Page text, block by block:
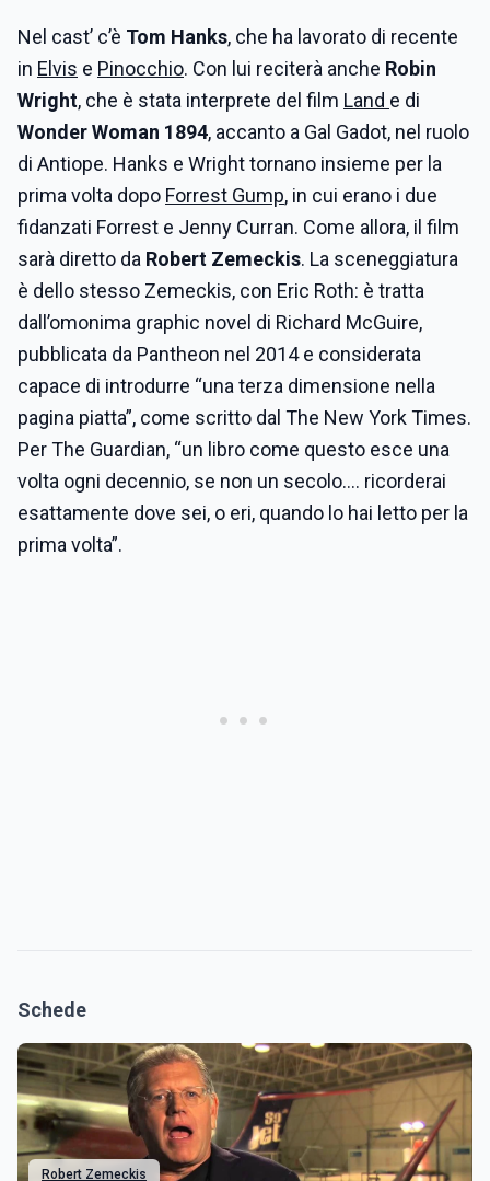
Nel cast’ c’è Tom Hanks, che ha lavorato di recente
in Elvis e Pinocchio. Con lui reciterà anche Robin
Wright, che è stata interprete del film Land e di
Wonder Woman 1894, accanto a Gal Gadot, nel ruolo
di Antiope. Hanks e Wright tornano insieme per la
prima volta dopo Forrest Gump, in cui erano i due
fidanzati Forrest e Jenny Curran. Come allora, il film
sarà diretto da Robert Zemeckis. La sceneggiatura
è dello stesso Zemeckis, con Eric Roth: è tratta
dall’omonima graphic novel di Richard McGuire,
pubblicata da Pantheon nel 2014 e considerata
capace di introdurre “una terza dimensione nella
pagina piatta”, come scritto dal The New York Times.
Per The Guardian, “un libro come questo esce una
volta ogni decennio, se non un secolo…. ricorderai
esattamente dove sei, o eri, quando lo hai letto per la
prima volta”.
Schede
Robert Zemeckis